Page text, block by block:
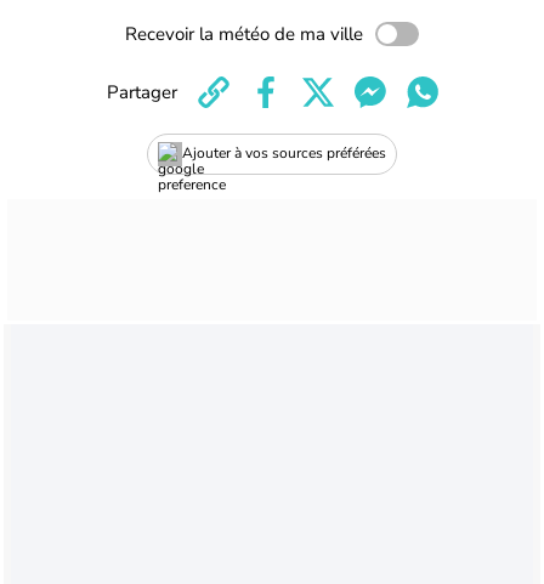
Recevoir la météo de ma ville
Ajouter à vos sources préférées
Partager